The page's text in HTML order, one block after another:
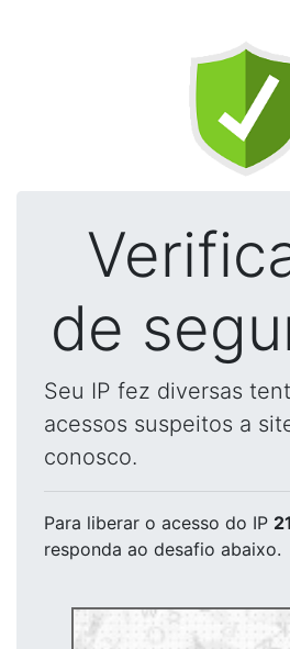
de
Seu IP fez diversas
acessos suspeitos a
conosco.
Para liberar o acesso do IP
responda ao desafio abaixo.